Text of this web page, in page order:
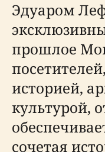
Эдуаром
прошлое
историей,
культурой,
сочетая